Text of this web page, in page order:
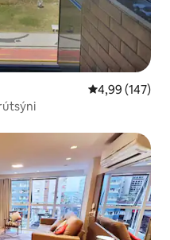
4,99 af 5 í
4,99 (147)